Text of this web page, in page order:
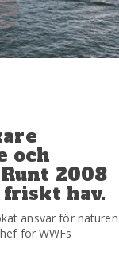
och
2008
hav.
ansvar för naturen
för WWFs